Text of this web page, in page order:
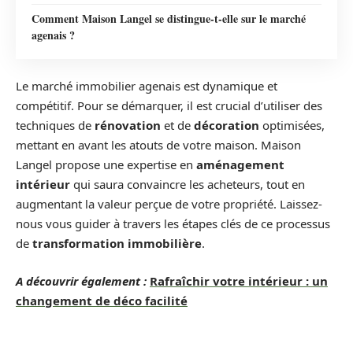
Comment Maison Langel se distingue-t-elle sur le marché
agenais ?
Le marché immobilier agenais est dynamique et
compétitif. Pour se démarquer, il est crucial d’utiliser des
techniques de rénovation et de décoration optimisées,
mettant en avant les atouts de votre maison. Maison
Langel propose une expertise en aménagement
intérieur qui saura convaincre les acheteurs, tout en
augmentant la valeur perçue de votre propriété. Laissez-
nous vous guider à travers les étapes clés de ce processus
de transformation immobilière.
A découvrir également : Rafraîchir votre intérieur : un
changement de déco facilité